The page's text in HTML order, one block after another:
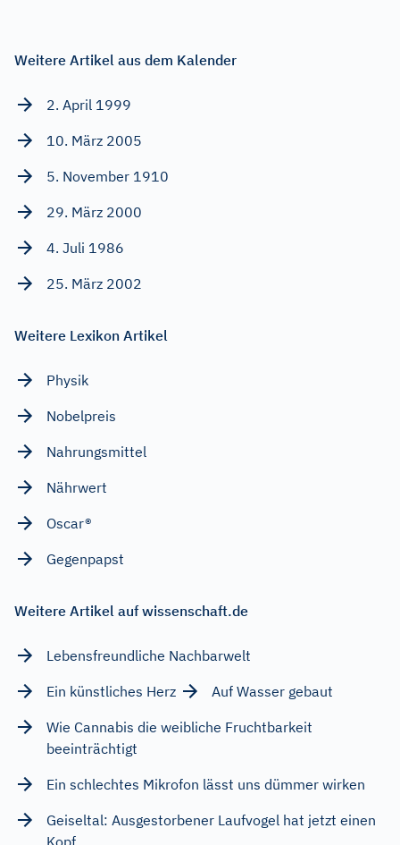
Weitere Artikel aus dem Kalender
2. April 1999
10. März 2005
5. November 1910
29. März 2000
4. Juli 1986
25. März 2002
Weitere Lexikon Artikel
Physik
Nobelpreis
Nahrungsmittel
Nährwert
Oscar®
Gegenpapst
Weitere Artikel auf wissenschaft.de
Lebensfreundliche Nachbarwelt
Ein künstliches Herz
Auf Wasser gebaut
Wie Cannabis die weibliche Fruchtbarkeit
beeinträchtigt
Ein schlechtes Mikrofon lässt uns dümmer wirken
Geiseltal: Ausgestorbener Laufvogel hat jetzt einen
Kopf